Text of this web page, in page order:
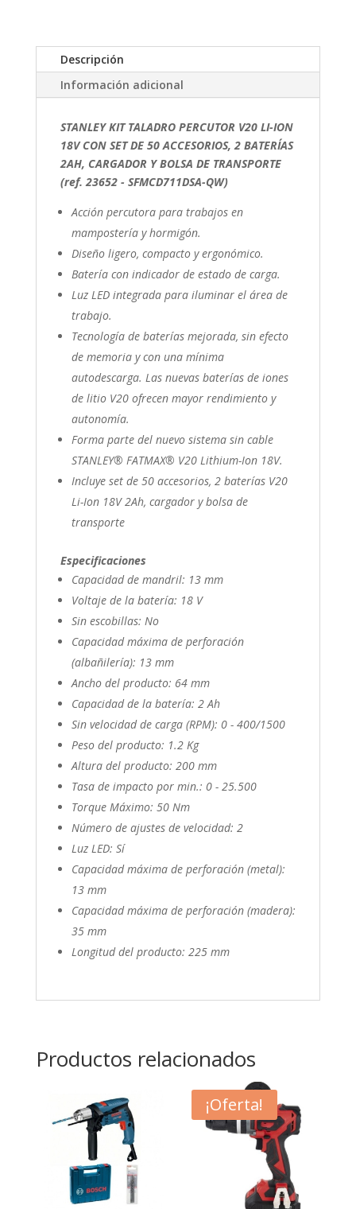
Descripción
Información adicional
STANLEY KIT TALADRO PERCUTOR V20 LI-ION
18V CON SET DE 50 ACCESORIOS, 2 BATERÍAS
2AH, CARGADOR Y BOLSA DE TRANSPORTE
(ref. 23652 - SFMCD711DSA-QW)
Acción percutora para trabajos en
mampostería y hormigón.
Diseño ligero, compacto y ergonómico.
Batería con indicador de estado de carga.
Luz LED integrada para iluminar el área de
trabajo.
Tecnología de baterías mejorada, sin efecto
de memoria y con una mínima
autodescarga. Las nuevas baterías de iones
de litio V20 ofrecen mayor rendimiento y
autonomía.
Forma parte del nuevo sistema sin cable
STANLEY® FATMAX® V20 Lithium-Ion 18V.
Incluye set de 50 accesorios, 2 baterías V20
Li-Ion 18V 2Ah, cargador y bolsa de
transporte
Especificaciones
Capacidad de mandril: 13 mm
Voltaje de la batería: 18 V
Sin escobillas: No
Capacidad máxima de perforación
(albañilería): 13 mm
Ancho del producto: 64 mm
Capacidad de la batería: 2 Ah
Sin velocidad de carga (RPM): 0 - 400/1500
Peso del producto: 1.2 Kg
Altura del producto: 200 mm
Tasa de impacto por min.: 0 - 25.500
Torque Máximo: 50 Nm
Número de ajustes de velocidad: 2
Luz LED: Sí
Capacidad máxima de perforación (metal):
13 mm
Capacidad máxima de perforación (madera):
35 mm
Longitud del producto: 225 mm
Productos relacionados
¡Oferta!